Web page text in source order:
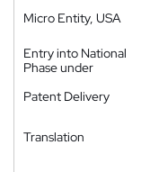
Micro Entity, USA
Entry into National
Phase under
Patent Delivery
Translation